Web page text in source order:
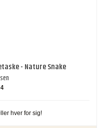
- Nature Snake
hver for sig!